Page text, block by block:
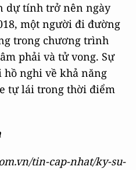
dự tính trở nên ngày
một người đi đường
trong chương trình
phải và tử vong. Sự
nghi về khả năng
tự lái trong thời điểm
tin-cap-nhat/ky-su-